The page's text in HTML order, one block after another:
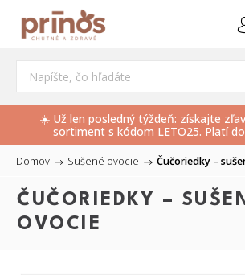
☀️ Už len posledný týždeň: získajte
sortiment s kódom LETO25. Platí do
Domov / Sušené ovocie / Čučoriedky –
ČUČORIEDKY –
OVOCIE